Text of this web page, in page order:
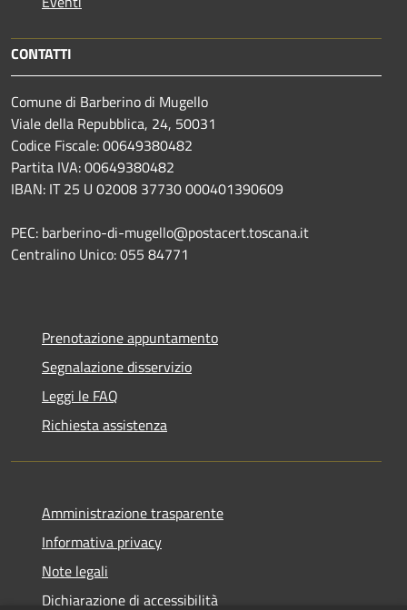
CONTATTI
Comune di Barberino di Mugello
Viale della Repubblica, 24, 50031
Codice Fiscale: 00649380482
Partita IVA: 00649380482
IBAN: IT 25 U 02008 37730 000401390609
PEC: barberino-di-mugello@postacert.toscana.it
Centralino Unico: 055 84771
Prenotazione appuntamento
Segnalazione disservizio
Leggi le FAQ
Richiesta assistenza
Amministrazione trasparente
Informativa privacy
Note legali
Dichiarazione di accessibilità